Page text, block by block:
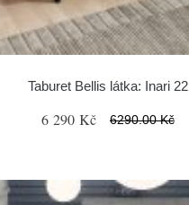
Taburet Bellis látka: Inari 22
6 290 Kč 6290.00 Kč